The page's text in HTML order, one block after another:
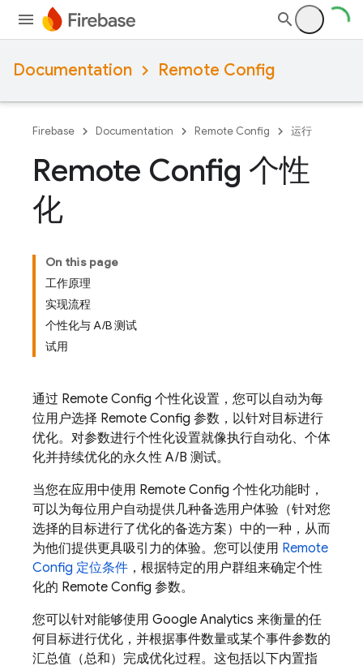
Documentation Remote Config
Firebase Documentation Remote Config 运行
Remote Config 个性
化
On this page
工作原理
实现流程
个性化与 A/B 测试
试用
通过 Remote Config 个性化设置，您可以自动为每
位用户选择 Remote Config 参数，以针对目标进行
优化。对参数进行个性化设置就像执行自动化、个体
化并持续优化的永久性 A/B 测试。
当您在应用中使用 Remote Config 个性化功能时，
可以为每位用户自动提供几种备选用户体验（针对您
选择的目标进行了优化的备选方案）中的一种，从而
为他们提供更具吸引力的体验。您可以使用 Remote
Config 定位条件 ，根据特定的用户群组来确定个性
化的 Remote Config 参数。
您可以针对能够使用 Google Analytics 来衡量的任
何目标进行优化，并根据事件数量或某个事件参数的
汇总值（总和）完成优化过程。这包括以下内置指